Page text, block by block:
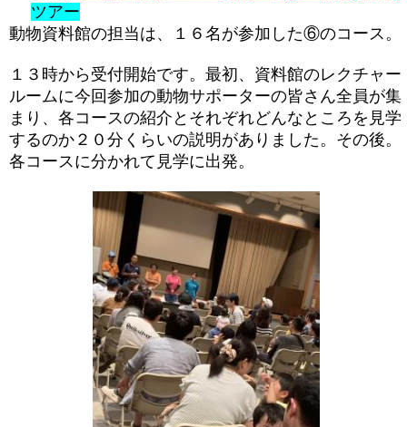
ツアー
動物資料館の担当は、１６名が参加した⑥のコース。
１３時から受付開始です。最初、資料館のレクチャー
ルームに今回参加の動物サポーターの皆さん全員が集
まり、各コースの紹介とそれぞれどんなところを見学
するのか２０分くらいの説明がありました。その後。
各コースに分かれて見学に出発。